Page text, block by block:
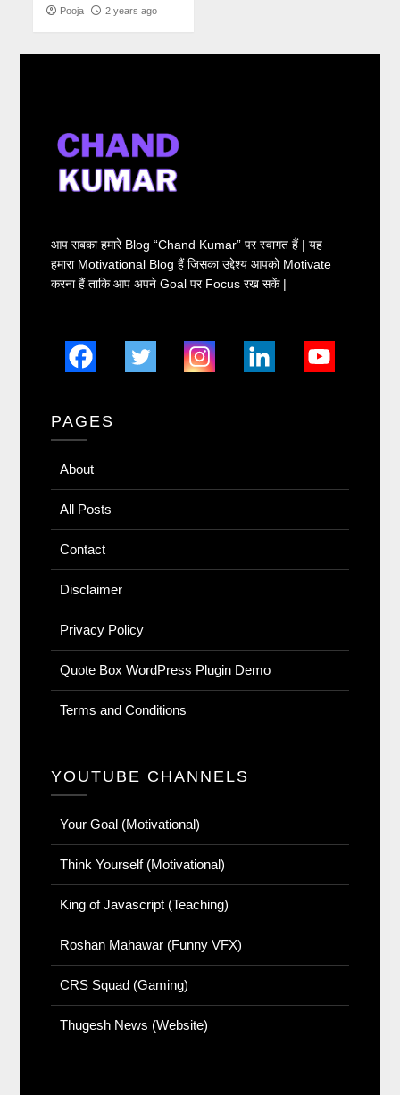
Pooja 2 years ago
आप सबका हमारे Blog “Chand Kumar” पर स्वागत हैं | यह
हमारा Motivational Blog हैं जिसका उद्देश्य आपको Motivate
करना हैं ताकि आप अपने Goal पर Focus रख सकें |
PAGES
About
All Posts
Contact
Disclaimer
Privacy Policy
Quote Box WordPress Plugin Demo
Terms and Conditions
YOUTUBE CHANNELS
Your Goal (Motivational)
Think Yourself (Motivational)
King of Javascript (Teaching)
Roshan Mahawar (Funny VFX)
CRS Squad (Gaming)
Thugesh News (Website)